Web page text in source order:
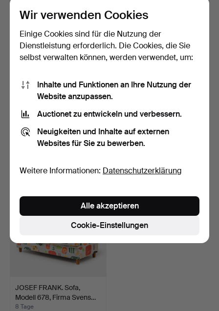
Ende des 20. Jahrhundert…
"Samspel" entworfen 19…
6 Tage
JOSEF FRANK. Sofa,
Modell 678, Firma Svens…
8 Tage
Wir verwenden Cookies
Einige Cookies sind für die Nutzung der
Dienstleistung erforderlich. Die Cookies, die Sie
selbst verwalten können, werden verwendet, um:
Inhalte und Funktionen an Ihre Nutzung der
Website anzupassen.
Auctionet zu entwickeln und verbessern.
Neuigkeiten und Inhalte auf externen
Websites für Sie zu bewerben.
Weitere Informationen: Datenschutzerklärung
Cookie-Einstellungen
Alle akzeptieren